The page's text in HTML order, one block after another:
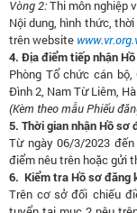
Vòng 2:Thi môn nghiệp
Nội dung, hình thức,
trên website
4. Địa điểm tiếp nhận
Phòng Tổ chức cán
Đình 2, Nam Từ Liêm,
(Kèm theo mẫu Phiếu
5. Thời gian nhận Hồ sơ
Từ ngày 06/3/2023
điểm nêu trên hoặc gửi
6. Kiểm tra Hồ sơ đăng
Trên cơ sở đối chiếu